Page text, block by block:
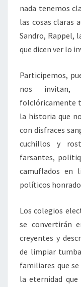
nada tenemos
las cosas claras
Sandro, Rappel,
que dicen ver lo
Participemos,
nos invitan,
folclóricamente
la historia que
con disfraces
cuchillos y
farsantes,
camuflados en
políticos
Los colegios
se convertirán
creyentes y
de limpiar
familiares que
la eternidad